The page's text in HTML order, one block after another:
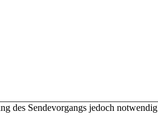
des Sendevorgangs jedoch notwendig